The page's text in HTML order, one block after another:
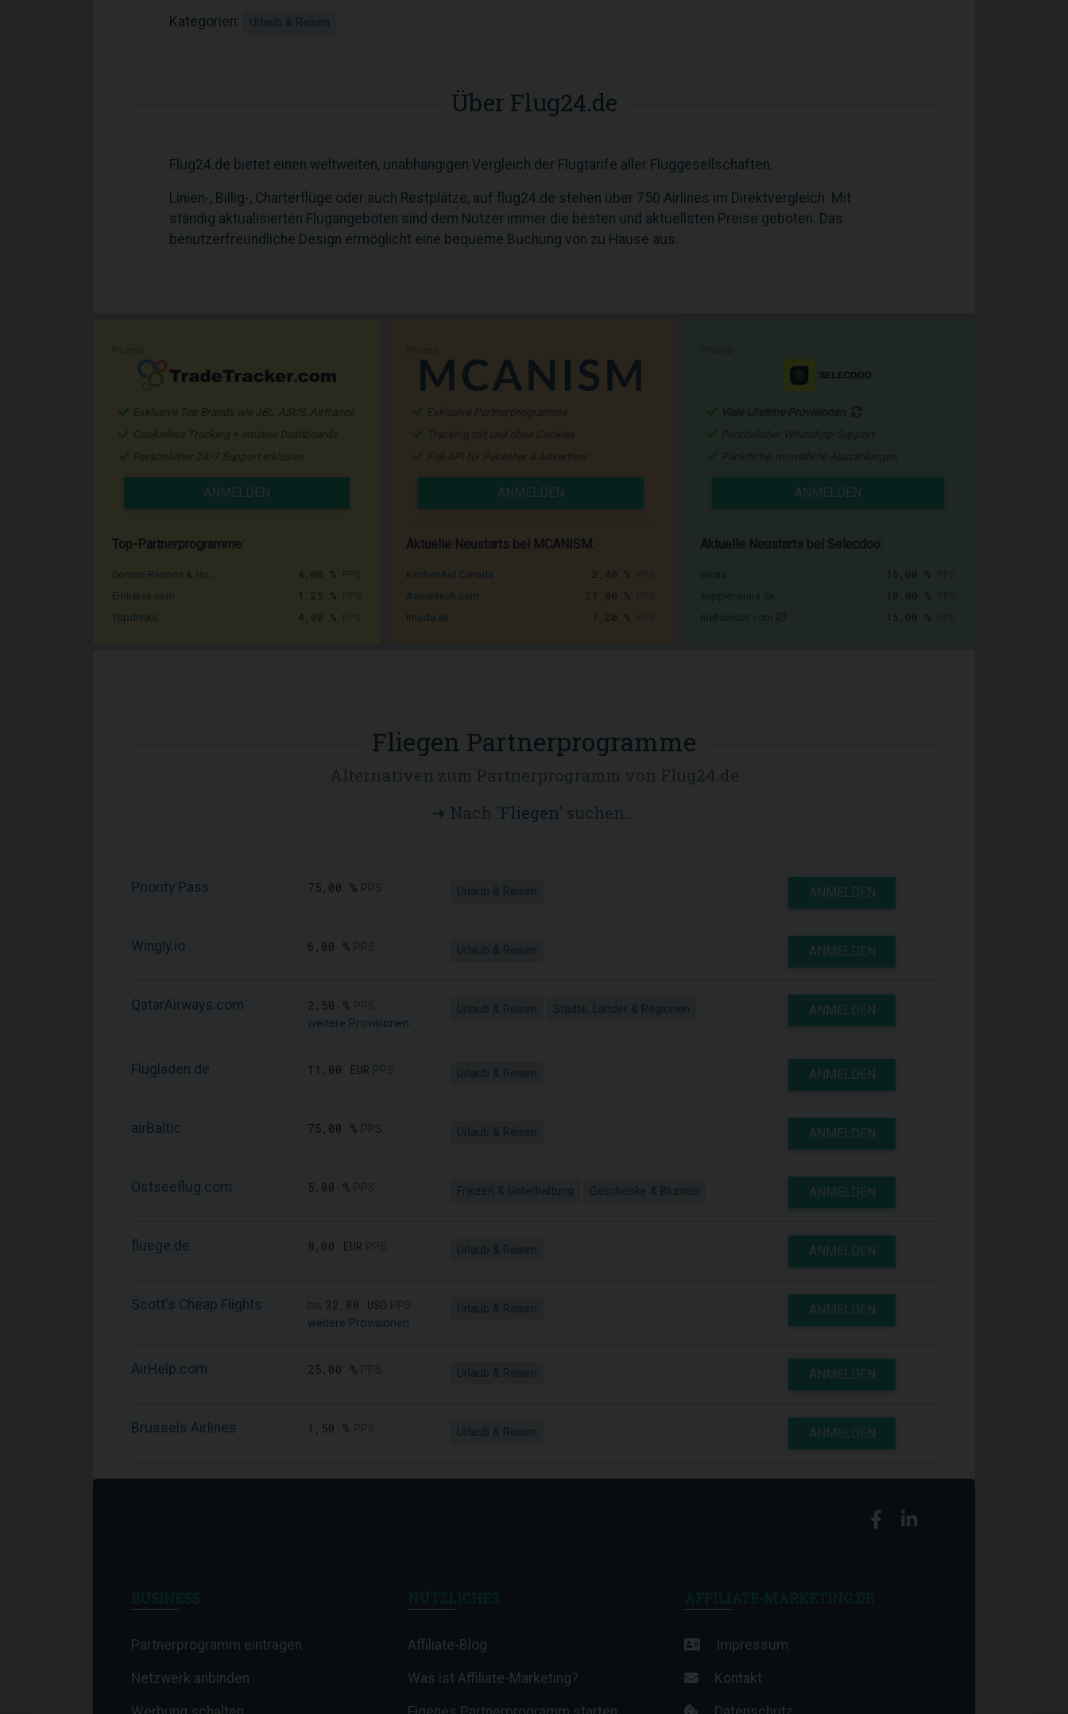
Kategorien:
Urlaub & Reisen
Über Flug24.de
Flug24.de bietet einen weltweiten, unabhängigen Vergleich der Flugtarife aller Fluggesellschaften.
Linien-, Billig-, Charterflüge oder auch Restplätze, auf flug24.de stehen über 750 Airlines im Direktvergleich. Mit
ständig aktualisierten Flugangeboten sind dem Nutzer immer die besten und aktuellsten Preise geboten. Das
benutzerfreundliche Design ermöglicht eine bequeme Buchung von zu Hause aus.
Exklusive Top Brands wie JBL, ASUS, Airfrance
Cookieless Tracking + intuitive Dashboards
Persönlicher 24/7 Support inklusive
ANMELDEN
Top-Partnerprogramme:
Dormio Resorts & Ho... 4,00 %
Emirates.com 1,25 %
Topdrinks 4,90 %
Exklusive Partnerprogramme
Tracking mit und ohne Cookies
Full-API für Publisher & Advertiser
ANMELDEN
Aktuelle Neustarts bei MCANISM:
KitchenAid Canada 2,40 %
Aomeitech.com 21,00 %
Imoda.sk 7,20 %
ANMELDEN
Aktuelle Neustarts bei Selecdoo:
15,00 %
10,00 %
15,00 %
Fliegen Partnerprogramme
Fliegen
Priority Pass 75,00 % Urlaub & Reisen ANMELDEN
Wingly.io 6,00 % Urlaub & Reisen ANMELDEN
QatarAirways.com 2,50 %
weitere Provisionen
Urlaub & Reisen Städte, Länder & Regionen ANMELDEN
Flugladen.de 11,00 EUR Urlaub & Reisen ANMELDEN
airBaltic 75,00 % Urlaub & Reisen ANMELDEN
Ostseeflug.com 5,00 % Freizeit & Unterhaltung Geschenke & Blumen ANMELDEN
fluege.de 8,00 EUR Urlaub & Reisen ANMELDEN
Scott's Cheap Flights 32,00 USD
weitere Provisionen
Urlaub & Reisen ANMELDEN
AirHelp.com 25,00 % Urlaub & Reisen ANMELDEN
Brussels Airlines 1,50 % Urlaub & Reisen ANMELDEN
Partnerprogramm eintragen
Netzwerk anbinden
Affiliate-Blog
Was ist Affiliate-Marketing?
Impressum
Kontakt